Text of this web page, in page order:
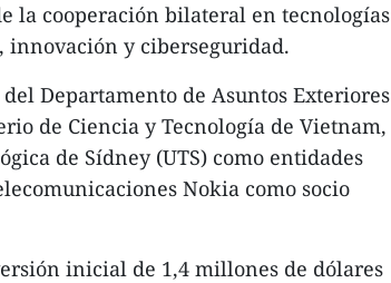
la cooperación bilateral en tecnologías
innovación y ciberseguridad.
Departamento de Asuntos Exteriores
de Ciencia y Tecnología de Vietnam,
de Sídney (UTS) como entidades
Nokia como socio
inicial de 1,4 millones de dólares